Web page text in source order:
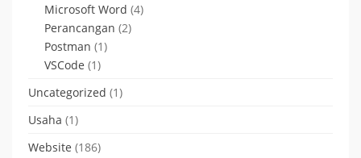
Microsoft Word (4)
Perancangan (2)
Postman (1)
VSCode (1)
Uncategorized (1)
Usaha (1)
Website (186)